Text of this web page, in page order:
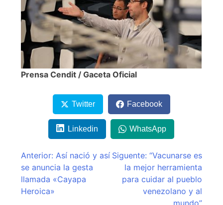
Prensa Cendit / Gaceta Oficial
Twitter Facebook
Linkedin WhatsApp
Navegación
de
entradas
Anterior: Así nació y así
se anuncia la gesta
llamada «Cayapa
Heroica»
Siguente: “Vacunarse es
la mejor herramienta
para cuidar al pueblo
venezolano y al
mundo”